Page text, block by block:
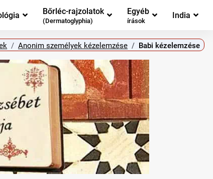
Bőrléc-rajzolatok
(Dermatoglyphia)
Egyéb
írások
India
Anonim személyek kézelemzése Babi kézelemzése